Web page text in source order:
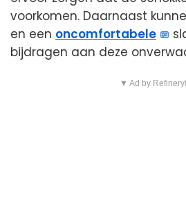
voorkomen. Daarnaast
en een oncomfortabele
bijdragen aan deze
▼ Ad by